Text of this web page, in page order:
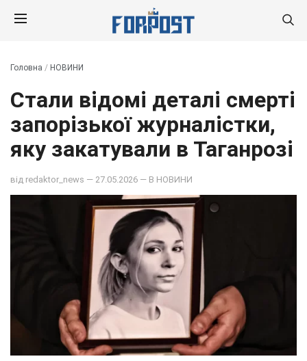
Головна / НОВИНИ
Стали відомі деталі смерті
запорізької журналістки,
яку закатували в Таганрозі
від redaktor_news — 27.05.2026 — В НОВИНИ